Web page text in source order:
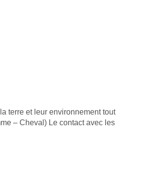
terre et leur environnement tout
– Cheval) Le contact avec les